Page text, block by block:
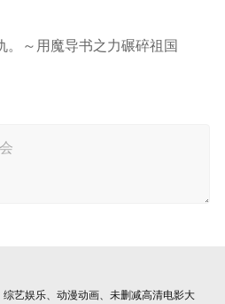
。～用魔导书之力碾碎祖国
艺娱乐、动漫动画、未删减高清电影大